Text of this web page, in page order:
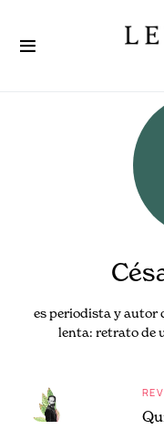
es periodista y autor
lenta: retrato de